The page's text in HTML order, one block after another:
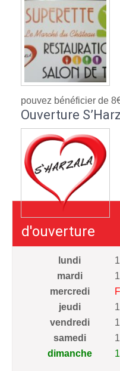
pouvez bénéficier de
Ouverture
d'ouverture
lundi
mardi
mercredi
jeudi
vendredi
samedi
dimanche